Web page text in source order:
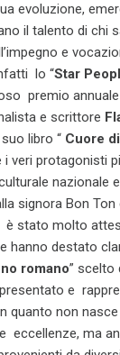
evoluzione,
il talento di chi
e
lo “Star
premio
e scrittore
libro “ Cuore
veri protagonisti
nazionale
signora Bon Ton
è stato molto
hanno destato
romano” scelto
e
quanto non
eccellenze, ma